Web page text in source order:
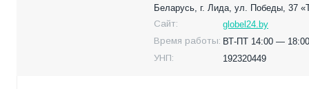
Беларусь, г. Лида, ул. Победы, 37
Сайт:
globel24.by
Время работы: ВТ-ПТ 14:00 —
УНП:
192320449